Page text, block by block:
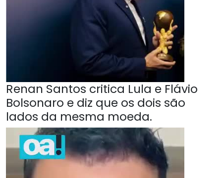
Renan Santos critica Lula e Flávio
Bolsonaro e diz que os dois são
lados da mesma moeda.